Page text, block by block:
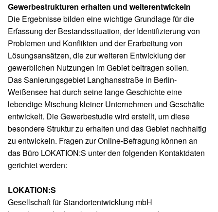
Gewerbestrukturen erhalten und weiterentwickeln
Die Ergebnisse bilden eine wichtige Grundlage für die
Erfassung der Bestandssituation, der Identifizierung von
Problemen und Konflikten und der Erarbeitung von
Lösungsansätzen, die zur weiteren Entwicklung der
gewerblichen Nutzungen im Gebiet beitragen sollen.
Das Sanierungsgebiet Langhansstraße in Berlin-
Weißensee hat durch seine lange Geschichte eine
lebendige Mischung kleiner Unternehmen und Geschäfte
entwickelt. Die Gewerbestudie wird erstellt, um diese
besondere Struktur zu erhalten und das Gebiet nachhaltig
zu entwickeln. Fragen zur Online-Befragung können an
das Büro LOKATION:S unter den folgenden Kontaktdaten
gerichtet werden:
LOKATION:S
Gesellschaft für Standortentwicklung mbH